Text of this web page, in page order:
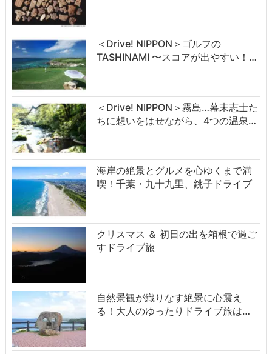
＜Drive! NIPPON＞ゴルフの
TASHINAMI 〜スコアが出やすい！…
＜Drive! NIPPON＞霧島…幕末志士た
ちに想いをはせながら、4つの温泉…
海岸の絶景とグルメを心ゆくまで満
喫！千葉・九十九里、銚子ドライブ
クリスマス ＆ 初日の出を箱根で過ご
すドライブ旅
自然景観が織りなす絶景に心震え
る！大人のゆったりドライブ旅は…